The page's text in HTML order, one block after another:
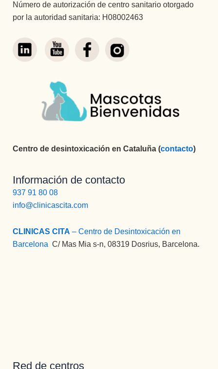
Número de autorización de centro sanitario otorgado
por la autoridad sanitaria: H08002463
Centro de desintoxicación en Cataluña (contacto)
Información de contacto
937 91 80 08
info@clinicascita.com
CLINICAS CITA – Centro de Desintoxicación en
Barcelona :C/ Mas Mia s-n, 08319 Dosrius, Barcelona.
Red de centros